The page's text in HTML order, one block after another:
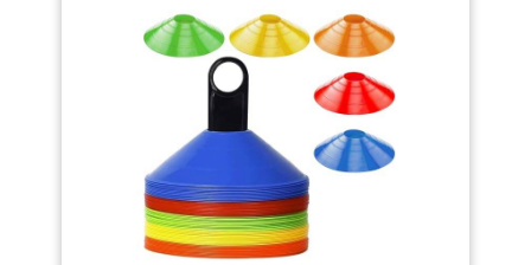
d'entraînement sont parfaits
pour divers entraînements et
jeux intérieurs et extérieurs.
Idéal pour marquer les limites
ou mettre en place des activités
football, le basket-ball, les
courses RC, l'entraînement de
patin à roulettes, l'entraînement
de chiens et plus encore.
【Léger et portable】 La
hauteur du cône marqueur est
de 17 cm et le diamètre du fond
est de 11 cm. Il est petit et léger.
vives, bien visibles, ne se
décolorent pas facilement et
sont encore visibles de loin,
9cm de diamètre et 5cm de
hauteur, ce qui en fait un
accessoire idéal pour
l'entraînement de football.
【Rôle Important】Le cône
sportif est adapté aux exercices
de slalom, aux exercices de
parcours, les limites de jeu et